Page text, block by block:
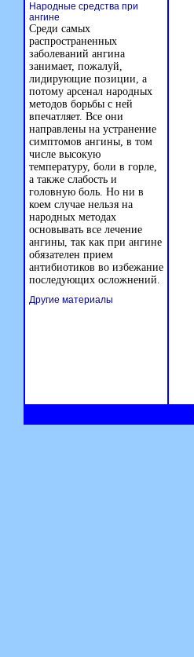
Народные средства при
ангине
Среди самых
распространенных
заболеваний ангина
занимает, пожалуй,
лидирующие позиции, а
потому арсенал народных
методов борьбы с ней
впечатляет. Все они
направлены на устранение
симптомов ангины, в том
числе высокую
температуру, боли в горле,
а также слабость и
головную боль. Но ни в
коем случае нельзя на
народных методах
основывать все лечение
ангины, так как при ангине
обязателен прием
антибиотиков во избежание
последующих осложнений.
Другие материалы